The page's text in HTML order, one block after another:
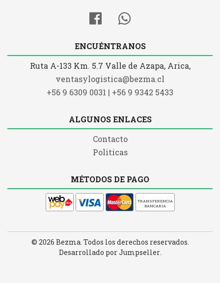
ENCUÉNTRANOS
Ruta A-133 Km. 5.7 Valle de Azapa, Arica,
ventasylogistica@bezma.cl
+56 9 6309 0031 | +56 9 9342 5433
ALGUNOS ENLACES
Contacto
Politicas
MÉTODOS DE PAGO
TRANSFERENCIA
BANCARIA
© 2026 Bezma. Todos los derechos reservados.
Desarrollado por Jumpseller.